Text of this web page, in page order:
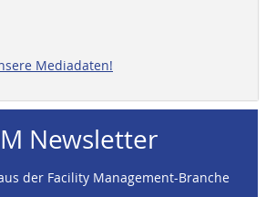
Mediadaten!
Newsletter
der Facility Management-Branche